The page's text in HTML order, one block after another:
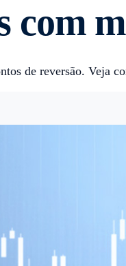
com
de reversão. Veja